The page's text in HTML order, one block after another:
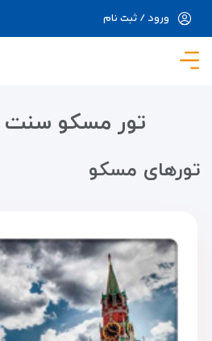
در حال حاضر ارتباط با
ورود / ثبت نام
تور مسکو سنت
تور‌های مسکو